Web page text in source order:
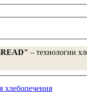
– технологии